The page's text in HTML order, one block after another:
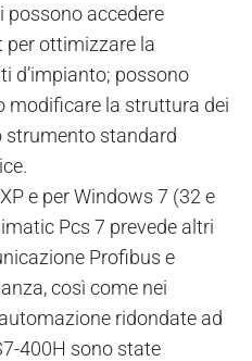
possono accedere
per ottimizzare la
d’impianto; possono
modificare la struttura dei
strumento standard
e per Windows 7 (32 e
Pcs 7 prevede altri
Profibus e
così come nei
ridondate ad
400H sono state